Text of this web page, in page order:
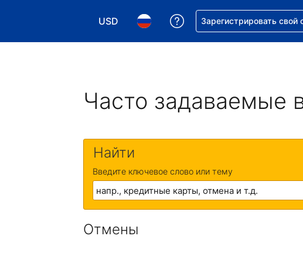
USD
Выберите валюту. Текущая валюта —
Выберите язык. Текущий язык —
Получите помощь с
Зарегистрировать свой
Часто задаваемые
Найти
Введите ключевое слово или тему
Отмены